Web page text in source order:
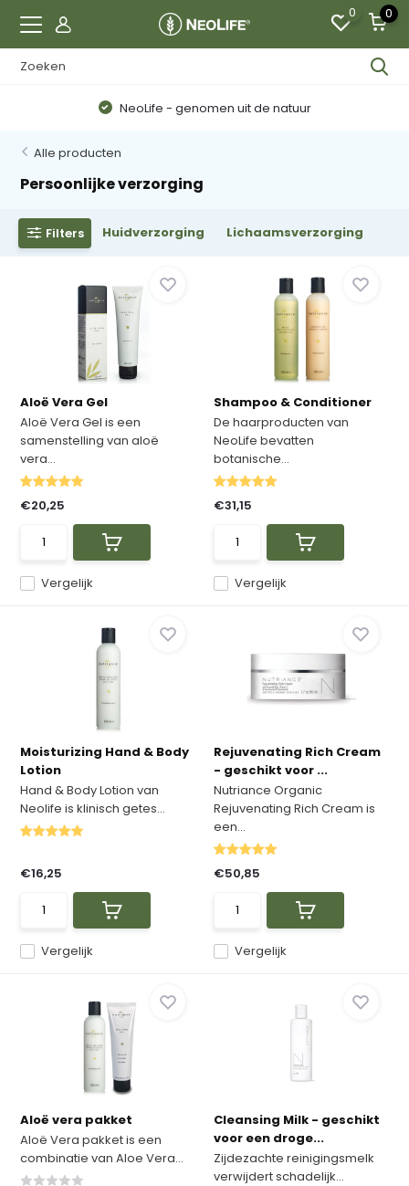
0 0
NeoLife - genomen uit de natuur
Alle producten
Persoonlijke verzorging
Filters Huidverzorging Lichaamsverzorging
Aloë Vera Gel
Aloë Vera Gel is een
samenstelling van aloë
vera...
Vergelijk
€20,25
Shampoo & Conditioner
De haarproducten van
NeoLife bevatten
botanische...
Vergelijk
€31,15
Moisturizing Hand & Body
Lotion
Hand & Body Lotion van
Neolife is klinisch getes...
Vergelijk
€16,25
Rejuvenating Rich Cream
- geschikt voor ...
Nutriance Organic
Rejuvenating Rich Cream is
een...
Vergelijk
€50,85
Aloë vera pakket
Aloë Vera pakket is een
combinatie van Aloe Vera...
Cleansing Milk - geschikt
voor een droge...
Zijdezachte reinigingsmelk
verwijdert schadelijk...